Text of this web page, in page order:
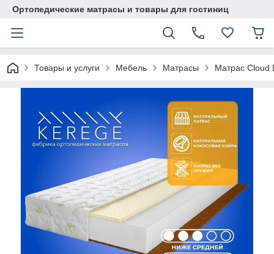
Ортопедические матрасы и товары для гостиниц
Товары и услуги Мебель Матрасы Матрас Cloud